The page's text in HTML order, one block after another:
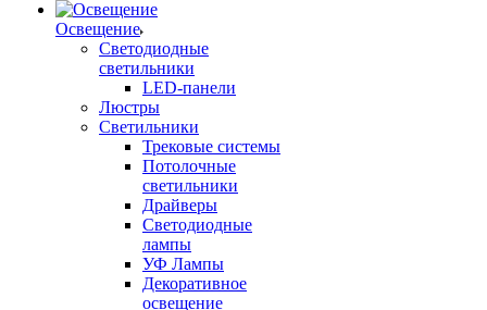
Освещение
Светодиодные
светильники
LED-панели
Люстры
Светильники
Трековые системы
Потолочные
светильники
Драйверы
Светодиодные
лампы
УФ Лампы
Декоративное
освещение